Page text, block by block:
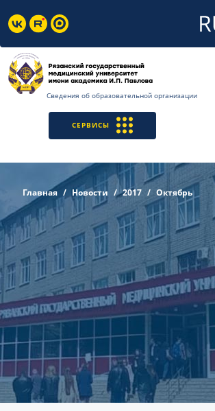
Сведения об образовательной организации
СЕРВИСЫ
Главная Новости 2017 Октябрь